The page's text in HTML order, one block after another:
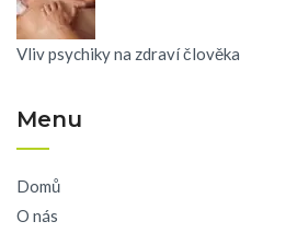
Vliv psychiky na zdraví člověka
Menu
Domů
O nás